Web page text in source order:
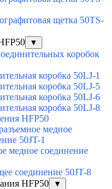
щетка 50TS-
▼
коробок
коробка 50LJ-1
коробка 50LJ-5
коробка 50LJ-6
коробка 50LJ-8
HFP50
медное
50JT-1
медное соединение
соединение 50JT-8
HFP50
▼